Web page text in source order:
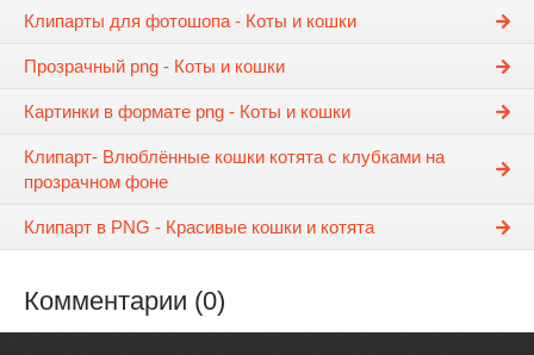
Клипарты для фотошопа - Коты и кошки
Прозрачный png - Коты и кошки
Картинки в формате png - Коты и кошки
Клипарт- Влюблённые кошки котята с клубками на
прозрачном фоне
Клипарт в PNG - Красивые кошки и котята
Комментарии (0)